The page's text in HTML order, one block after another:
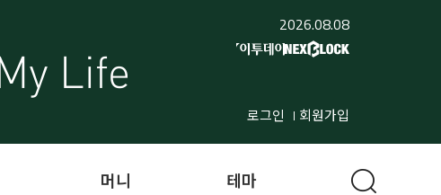
2026.08.08
로그인 회원가입
머니 테마